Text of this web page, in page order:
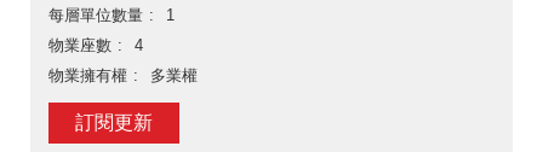
每層單位數量
1
物業座數
4
物業擁有權
多業權
訂閱更新